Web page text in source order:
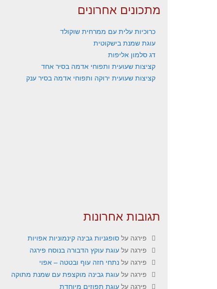
מתכונים אחרונים
כרוכיות עלית עם ממרחית שוקולד
עוגת שמנת בישקוטית
דג סלמון אליפות
קציצות שעועית ותפוחי אדמה בסיר אחד
קציצות שעועית ירוקה ותפוחי אדמה בסיר ענק
תגובות אחרונות
פירגה על סופגניות גבינה קינמוניות אפויות
פירגה על עוגת עוקץ הדבורה בנוסח פירגה
פירגה על נתחי חזה עוף ובטטה – אפוי
פירגה על עוגת גבינה מוקצפת עם שמנת מתוקה
פירגה על עוגת תפוזים מיוחדת